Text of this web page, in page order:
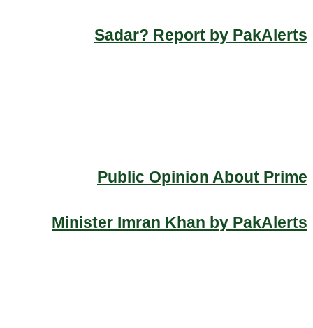
Sadar? Report by PakAlerts
Public Opinion About Prime
Minister Imran Khan by PakAlerts